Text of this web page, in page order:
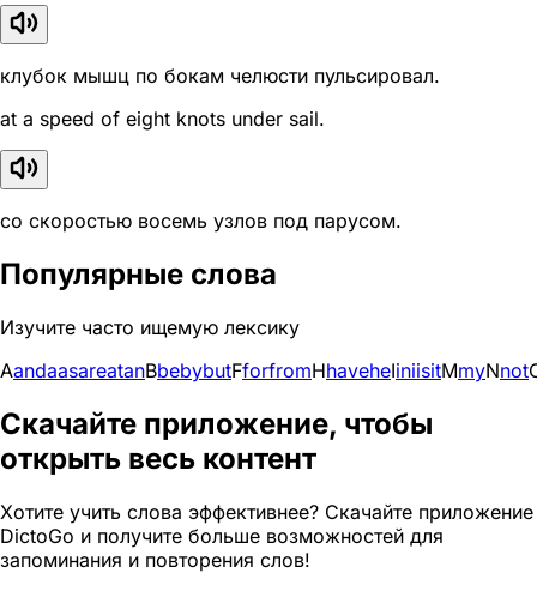
клубок мышц по бокам челюсти пульсировал.
at a speed of eight knots under sail.
со скоростью восемь узлов под парусом.
Популярные слова
Изучите часто ищемую лексику
AandaasareatanBbebybutFforfromHhaveheIiniisitMmyNnot
Скачайте приложение, чтобы
открыть весь контент
Хотите учить слова эффективнее? Скачайте приложение
DictoGo и получите больше возможностей для
запоминания и повторения слов!